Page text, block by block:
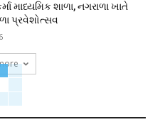
માધ્યમિક શાળા, નગરાળા ખાતે
પ્રવેશોત્સવ